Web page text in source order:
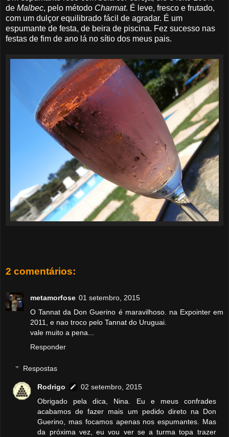
de Malbec, pelo método Charmat. É leve, fresco e frutado,
com um dulçor equilibrado fácil de agradar. É um
espumante de festa, de beira de piscina. Fez sucesso nas
festas de fim de ano lá no sítio dos meus pais.
2 comentários:
metamorfose 01 setembro, 2015
O Tannat da Don Guerino é maravilhoso. na Expointer em
2011, e nao troco pelo Tannat do Uruguai.
vale muito a pena...
Responder
Respostas
Rodrigo
02 setembro, 2015
Obrigado pela dica, Nina. Eu e meus confrades
acabamos de fazer mais um pedido direto na Don
Guerino, mas focamos apenas nos espumantes. Mas
da próxima vez, eu vou ver se a turma topa trazer